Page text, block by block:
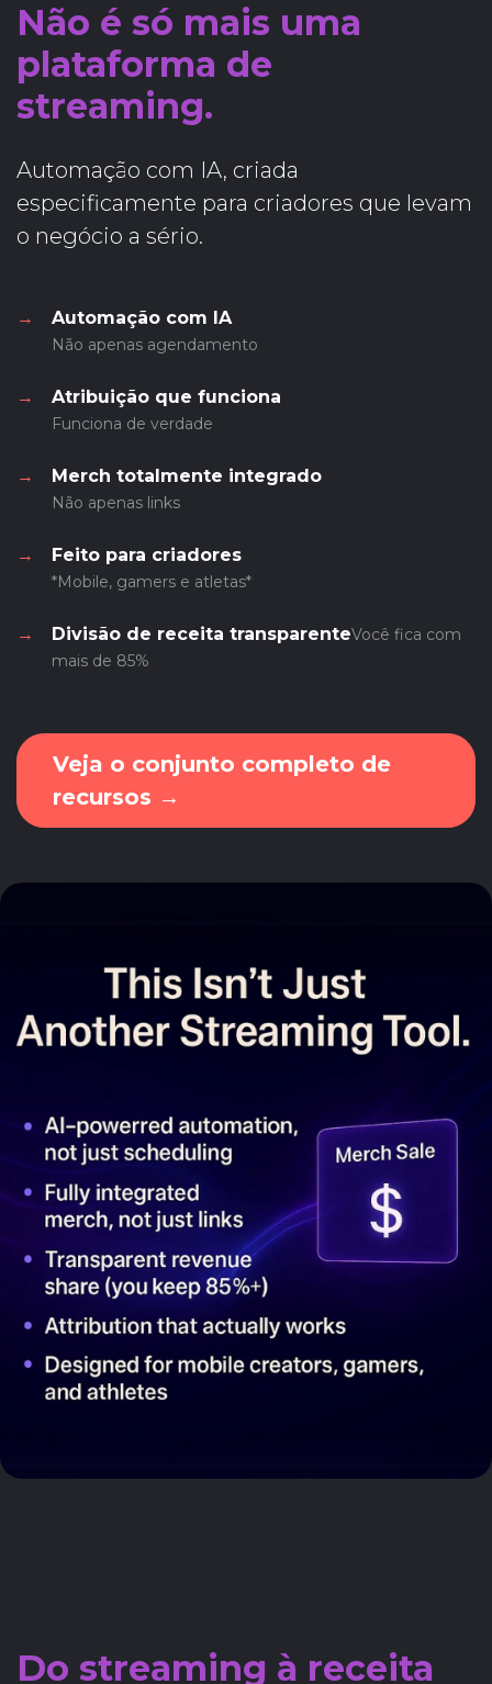
Não é só mais uma
plataforma de
streaming.
Automação com IA, criada
especificamente para criadores que levam
o negócio a sério.
→ Automação com IA
Não apenas agendamento
→ Atribuição que funciona
Funciona de verdade
→ Merch totalmente integrado
Não apenas links
→ Feito para criadores
*Mobile, gamers e atletas*
→ Divisão de receita transparenteVocê fica com
mais de 85%
Veja o conjunto completo de
recursos →​
Do streaming à receita